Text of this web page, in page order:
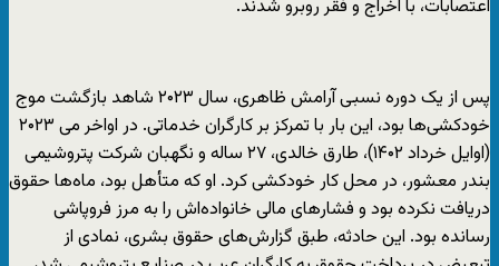
اعتصابات، با اخراج و فقر روبرو شدند.
پس از یک دوره نسبی آرامش ظاهری، سال ۲۰۲۳ شاهد بازگشت موج
خودکشی‌ها بود، این بار با تمرکز بر کارگران خدماتی. در اواخر می ۲۰۲۳
(اوایل خرداد ۱۴۰۲)، طارق خالدی، ۲۷ ساله و نگهبان شرکت پتروشیمی
بندر معشور، در محل کار خودکشی کرد. او که متأهل بود، ماه‌ها حقوق
دریافت نکرده بود و فشارهای مالی خانواده‌اش را به مرز فروپاشی
رسانده بود. این حادثه، طبق گزارش‌های حقوق بشری، نمادی از